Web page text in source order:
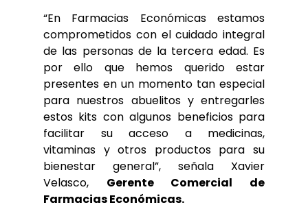
“En Farmacias Económicas estamos
comprometidos con el cuidado integral
de las personas de la tercera edad. Es
por ello que hemos querido estar
presentes en un momento tan especial
para nuestros abuelitos y entregarles
estos kits con algunos beneficios para
facilitar su acceso a medicinas,
vitaminas y otros productos para su
bienestar general”, señala Xavier
Velasco, Gerente Comercial de
Farmacias Económicas.